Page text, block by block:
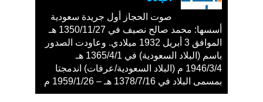
صوت الحجاز أول جريدة سعودية
أسسها: محمد صالح نصيف في 1350/11/27 هـ
الموافق 3 أبريل 1932 ميلادي. وعاودت الصدور
باسم (البلاد السعودية) في 1365/4/1 هـ
1946/3/4 م (البلاد السعودية/عرفات) اندمجتا
بمسمى البلاد في 1378/7/16 هـ – 1959/1/26 م